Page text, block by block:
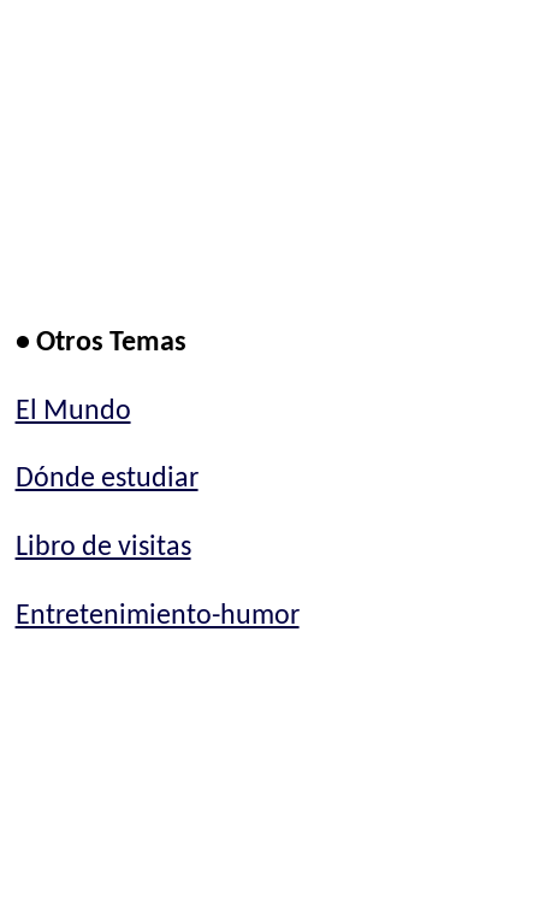
• Otros Temas
El Mundo
Dónde estudiar
Libro de visitas
Entretenimiento-humor